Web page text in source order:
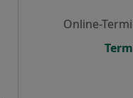
Online-